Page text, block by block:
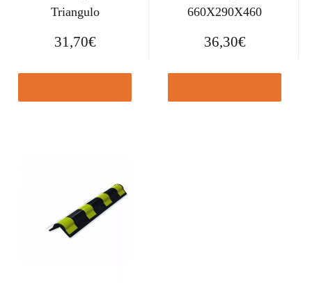
Triangulo
31,70€
660X290X460
36,30€